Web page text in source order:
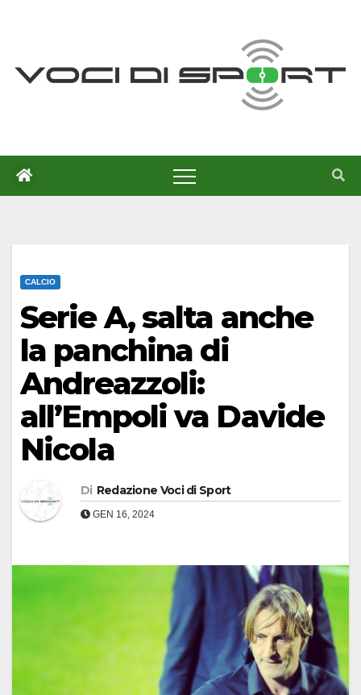
CALCIO
Serie A, salta anche
la panchina di
Andreazzoli:
all’Empoli va Davide
Nicola
Di Redazione Voci di Sport
GEN 16, 2024